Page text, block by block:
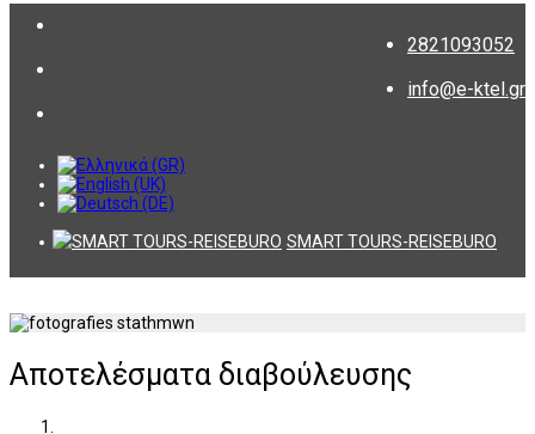
2821093052
info@e-ktel.gr
SMART TOURS-REISEBURO
Αποτελέσματα διαβούλευσης